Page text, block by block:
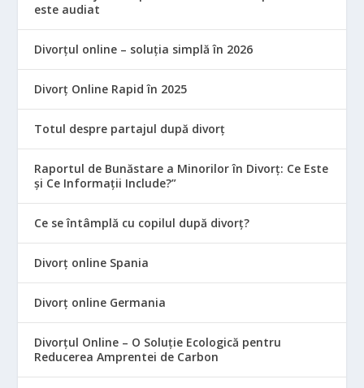
este audiat
Divorțul online – soluția simplă în 2026
Divorț Online Rapid în 2025
Totul despre partajul după divorț
Raportul de Bunăstare a Minorilor în Divorț: Ce Este
și Ce Informații Include?”
Ce se întâmplă cu copilul după divorț?
Divorț online Spania
Divorț online Germania
Divorțul Online – O Soluție Ecologică pentru
Reducerea Amprentei de Carbon